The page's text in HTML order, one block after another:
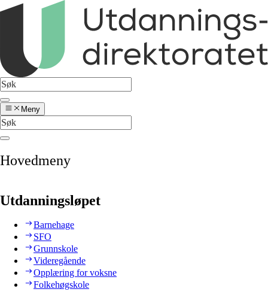
Meny
Hovedmeny
Utdanningsløpet
Barnehage
SFO
Grunnskole
Videregående
Opplæring for voksne
Folkehøgskole